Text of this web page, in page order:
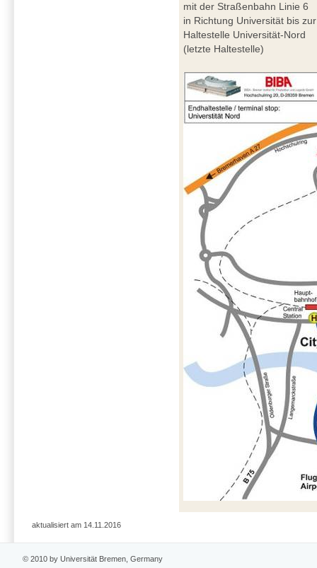
mit der Straßenbahn Linie 6
in Richtung Universität bis zur
Haltestelle Universität-Nord
(letzte Haltestelle)
aktualisiert am 14.11.2016
© 2010 by Universität Bremen, Germany